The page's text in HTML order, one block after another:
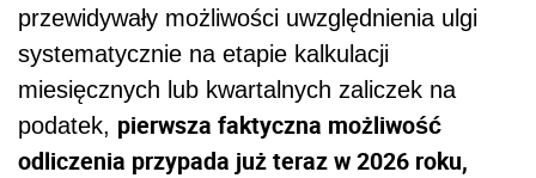
przewidywały możliwości uwzględnienia ulgi
systematycznie na etapie kalkulacji
miesięcznych lub kwartalnych zaliczek na
podatek, pierwsza faktyczna możliwość
odliczenia przypada już teraz w 2026 roku,